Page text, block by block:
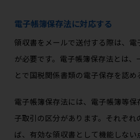
電子帳簿保存法に対応する
領収書をメールで送付する際は、
が必要です。電子帳簿保存法とは、
とで国税関係書類の電子保存を認め
電子帳簿保存法には、電子帳簿等
子取引の区分があります。それぞ
ば、有効な領収書として機能しない